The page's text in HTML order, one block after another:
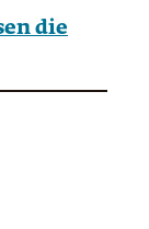
die